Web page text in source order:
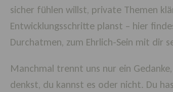
sicher fühlen willst, private Themen
Entwicklungsschritte planst – hier
Durchatmen, zum Ehrlich-Sein mit dir
Manchmal trennt uns nur ein